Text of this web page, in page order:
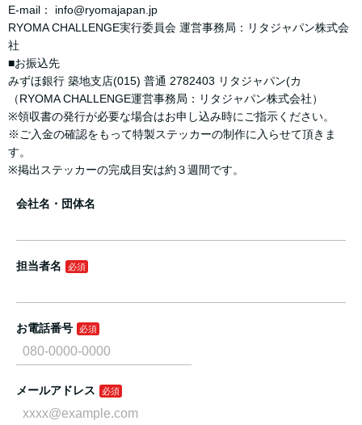
E-mail： info@ryomajapan.jp
RYOMA CHALLENGE実行委員会 運営事務局：リタジャパン株式会
社
■お振込先
みずほ銀行 築地支店(015) 普通 2782403 リタジャパン(カ
（RYOMA CHALLENGE運営事務局：リタジャパン株式会社）
※領収書の発行が必要な場合はお申し込み時にご指示ください。
※ご入金の確認をもって特製ステッカーの制作に入らせて頂きま
す。
※掲出ステッカーの完成目安は約３週間です。
会社名・団体名
担当者名
お電話番号
メールアドレス